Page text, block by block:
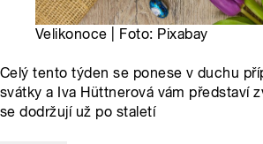
Velikonoce | Foto: Pixabay
Celý tento týden se ponese v duchu
svátky a Iva Hüttnerová vám představí
se dodržují už po staletí